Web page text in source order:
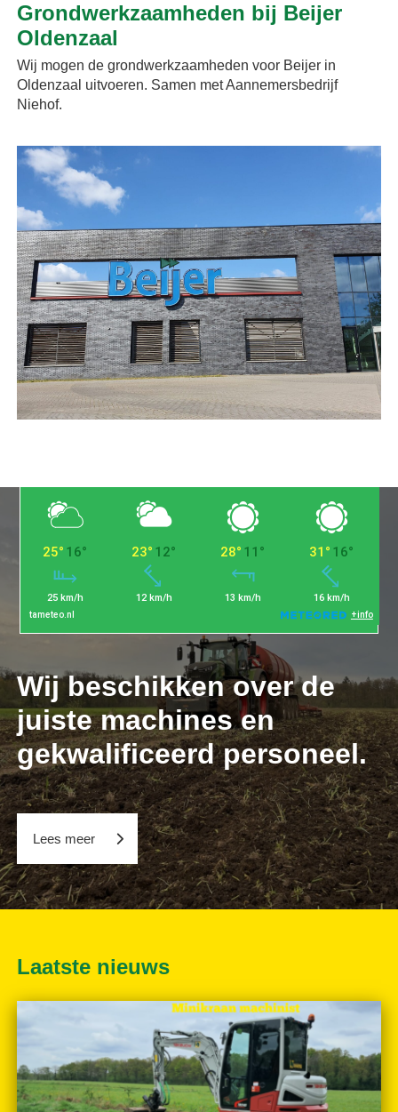
Grondwerkzaamheden bij Beijer
Oldenzaal
Wij mogen de grondwerkzaamheden voor Beijer in
Oldenzaal uitvoeren. Samen met Aannemersbedrijf
Niehof.
Wij beschikken over de
juiste machines en
gekwalificeerd personeel.
Lees meer
Laatste nieuws